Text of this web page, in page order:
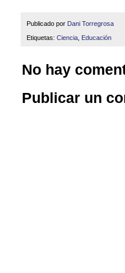
Publicado por Dani Torregrosa
Etiquetas: Ciencia Educación
No hay
Publicar un